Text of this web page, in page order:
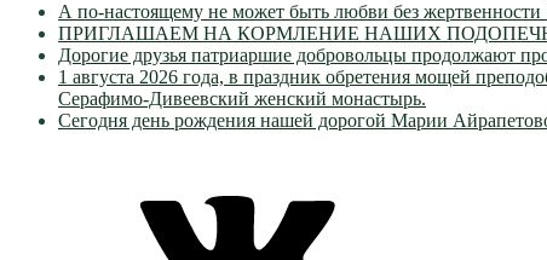
А по-настоящему не может быть любви без жертвенности
ПРИГЛАШАЕМ НА КОРМЛЕНИЕ НАШИХ
Дорогие друзья патриаршие добровольцы продолжают
1 августа 2026 года, в праздник обретения мощей
Серафимо-Дивеевский женский монастырь.
Сегодня день рождения нашей дорогой Марии
Добровольцы